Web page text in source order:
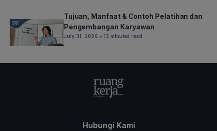
Tujuan, Manfaat & Contoh Pelatihan dan
Pengembangan Karyawan
July 31, 2026 • 13 minutes read
Hubungi Kami